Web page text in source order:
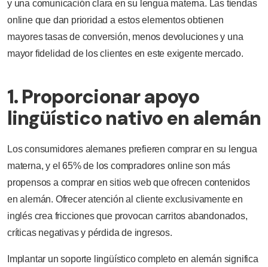
y una comunicación clara en su lengua materna. Las tiendas
online que dan prioridad a estos elementos obtienen
mayores tasas de conversión, menos devoluciones y una
mayor fidelidad de los clientes en este exigente mercado.
1. Proporcionar apoyo
lingüístico nativo en alemán
Los consumidores alemanes prefieren comprar en su lengua
materna, y el 65% de los compradores online son más
propensos a comprar en sitios web que ofrecen contenidos
en alemán. Ofrecer atención al cliente exclusivamente en
inglés crea fricciones que provocan carritos abandonados,
críticas negativas y pérdida de ingresos.
Implantar un soporte lingüístico completo en alemán significa